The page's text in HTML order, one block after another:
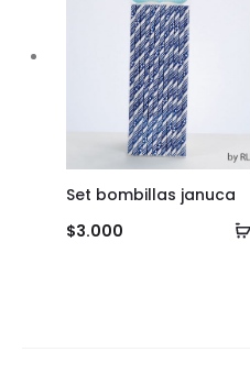
Set bombillas januca
$3.000